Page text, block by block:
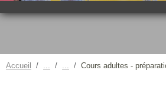
Accueil Cours adultes -